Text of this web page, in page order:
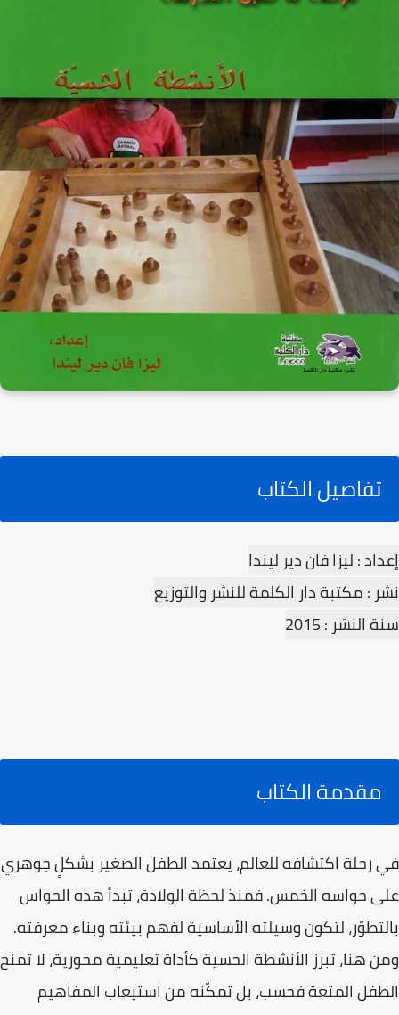
تفاصيل الكتاب
إعداد : ليزا فان دير ليندا
نشر : مكتبة دار الكلمة للنشر والتوزيع
سنة النشر : 2015
مقدمة الكتاب
في رحلة اكتشافه للعالم، يعتمد الطفل الصغير بشكلٍ جوهري
على حواسه الخمس. فمنذ لحظة الولادة، تبدأ هذه الحواس
بالتطوّر، لتكون وسيلته الأساسية لفهم بيئته وبناء معرفته.
ومن هنا، تبرز الأنشطة الحسية كأداة تعليمية محورية، لا تمنح
الطفل المتعة فحسب، بل تمكّنه من استيعاب المفاهيم